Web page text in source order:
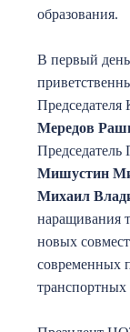
образования.
В первый
Мередов
Председатель
Мишустин
Михаил
наращивания
новых
современных
транспортных